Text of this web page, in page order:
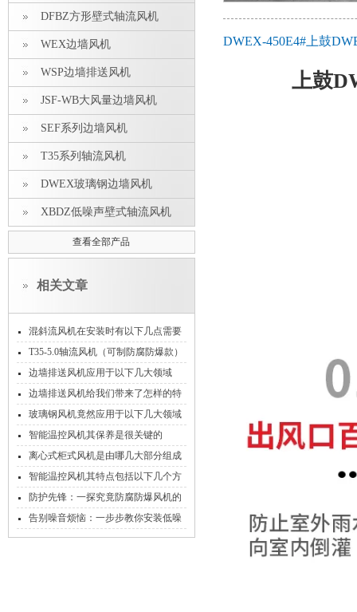
DFBZ方形壁式轴流风机
WEX边墙风机
WSP边墙排送风机
JSF-WB大风量边墙风机
SEF系列边墙风机
T35系列轴流风机
DWEX玻璃钢边墙风机
XBDZ低噪声壁式轴流风机
查看全部产品
相关文章
混斜流风机在安装时有以下几点需要
注意！
T35-5.0轴流风机（可制防腐防爆款）
边墙排送风机应用于以下几大领域
边墙排送风机给我们带来了怎样的特
点呢？
玻璃钢风机竟然应用于以下几大领域
智能温控风机其保养是很关键的
离心式柜式风机是由哪几大部分组成
的呢？
智能温控风机其特点包括以下几个方
面
防护先锋：一探究竟防腐防爆风机的
神秘构造
告别噪音烦恼：一步步教你安装低噪
声轴流式风机
DWEX-450E4#上鼓
上鼓